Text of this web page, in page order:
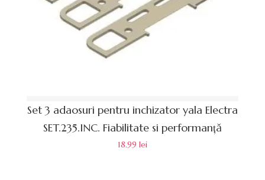
Set 3 adaosuri pentru inchizator yala Electra
SET.235.INC. Fiabilitate si performanță
18.99 lei